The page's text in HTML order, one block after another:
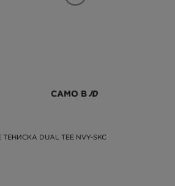
САМО В
ТЕНИСКА DUAL TEE NVY-SKC